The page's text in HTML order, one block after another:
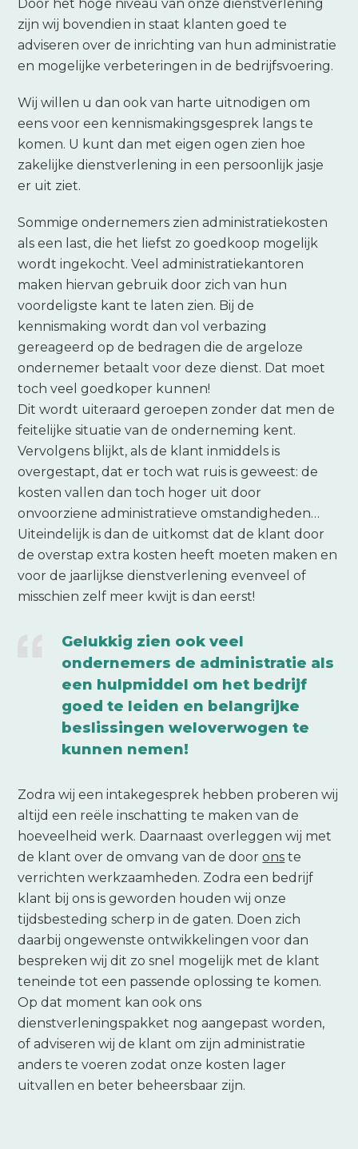
Door het hoge niveau van onze dienstverlening
zijn wij bovendien in staat klanten goed te
adviseren over de inrichting van hun administratie
en mogelijke verbeteringen in de bedrijfsvoering.
Wij willen u dan ook van harte uitnodigen om
eens voor een kennismakingsgesprek langs te
komen. U kunt dan met eigen ogen zien hoe
zakelijke dienstverlening in een persoonlijk jasje
er uit ziet.
Sommige ondernemers zien administratiekosten
als een last, die het liefst zo goedkoop mogelijk
wordt ingekocht. Veel administratiekantoren
maken hiervan gebruik door zich van hun
voordeligste kant te laten zien. Bij de
kennismaking wordt dan vol verbazing
gereageerd op de bedragen die de argeloze
ondernemer betaalt voor deze dienst. Dat moet
toch veel goedkoper kunnen!
Dit wordt uiteraard geroepen zonder dat men de
feitelijke situatie van de onderneming kent.
Vervolgens blijkt, als de klant inmiddels is
overgestapt, dat er toch wat ruis is geweest: de
kosten vallen dan toch hoger uit door
onvoorziene administratieve omstandigheden…
Uiteindelijk is dan de uitkomst dat de klant door
de overstap extra kosten heeft moeten maken en
voor de jaarlijkse dienstverlening evenveel of
misschien zelf meer kwijt is dan eerst!
Gelukkig zien ook veel
ondernemers de administratie als
een hulpmiddel om het bedrijf
goed te leiden en belangrijke
beslissingen weloverwogen te
kunnen nemen!
Zodra wij een intakegesprek hebben proberen wij
altijd een reële inschatting te maken van de
hoeveelheid werk. Daarnaast overleggen wij met
de klant over de omvang van de doorons te
verrichten werkzaamheden. Zodra een bedrijf
klant bij ons is geworden houden wij onze
tijdsbesteding scherp in de gaten. Doen zich
daarbij ongewenste ontwikkelingen voor dan
bespreken wij dit zo snel mogelijk met de klant
teneinde tot een passende oplossing te komen.
Op dat moment kan ook ons
dienstverleningspakket nog aangepast worden,
of adviseren wij de klant om zijn administratie
anders te voeren zodat onze kosten lager
uitvallen en beter beheersbaar zijn.